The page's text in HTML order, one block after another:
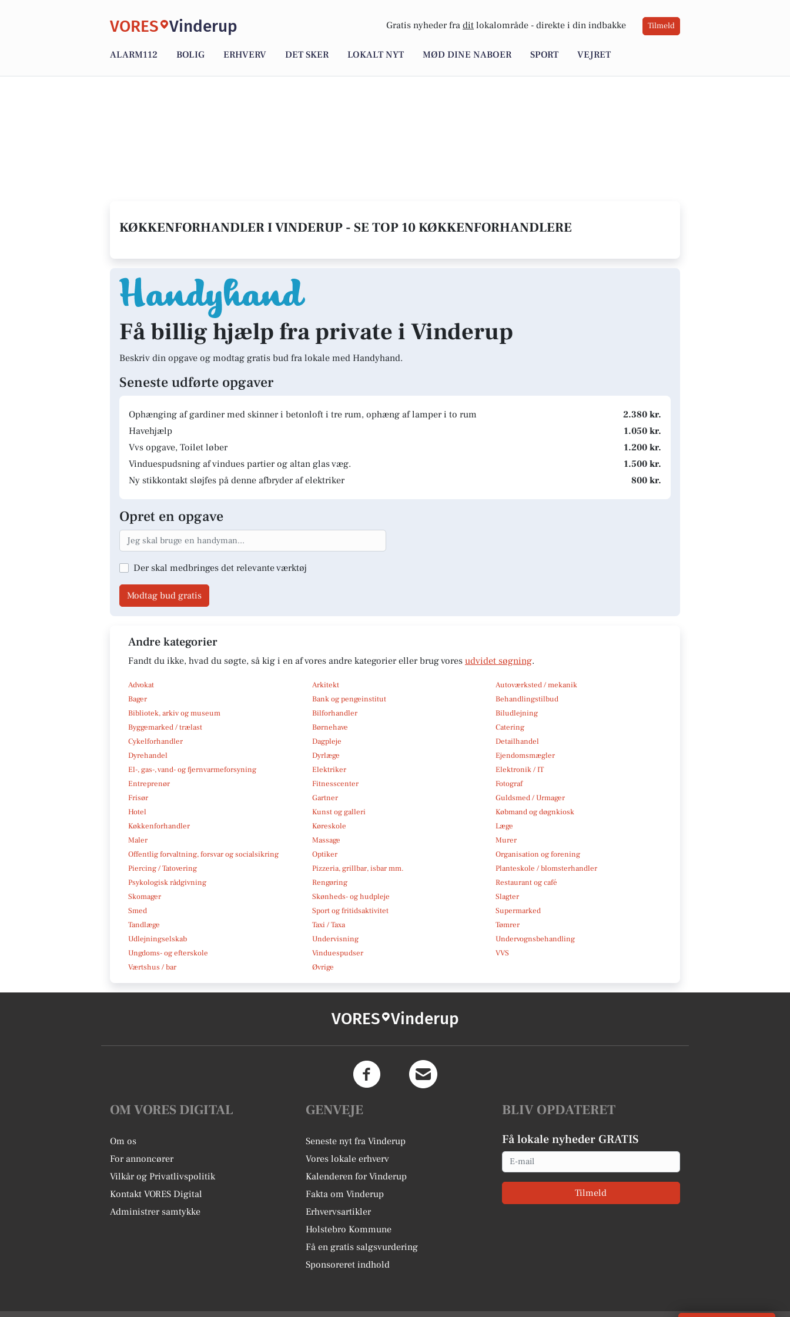
VORES Vinderup Gratis nyheder fra dit lokalområde - direkte i din indbakke Tilmeld
ALARM112 BOLIG ERHVERV DET SKER LOKALT NYT MØD DINE NABOER SPORT VEJRET
KØKKENFORHANDLER I VINDERUP - SE TOP 10 KØKKENFORHANDLERE
Få billig hjælp fra private i Vinderup
Beskriv din opgave og modtag gratis bud fra lokale med Handyhand.
Seneste udførte opgaver
Ophænging af gardiner med skinner i betonloft i tre rum, ophæng af lamper i to rum
2.380 kr.
Havehjælp
1.050 kr.
Vvs opgave, Toilet løber
1.200 kr.
Vinduespudsning af vindues partier og altan glas væg.
1.500 kr.
Ny stikkontakt sløjfes på denne afbryder af elektriker
800 kr.
Opret en opgave
Der skal medbringes det relevante værktøj
Modtag bud gratis
Andre kategorier
Fandt du ikke, hvad du søgte, så kig i en af vores andre kategorier eller brug vores udvidet søgning.
Advokat Arkitekt
Autoværksted / mekanik
Bager
Bank og pengeinstitut
Behandlingstilbud
Bibliotek, arkiv og museum
Bilforhandler
Biludlejning
Byggemarked / trælast
Børnehave
Catering
Cykelforhandler
Dagpleje
Detailhandel
Dyrehandel
Dyrlæge
Ejendomsmægler
El-, gas-, vand- og fjernvarmeforsyning
Elektriker
Elektronik / IT
Entreprenør
Fitnesscenter
Fotograf
Frisør
Gartner
Guldsmed / Urmager
Hotel
Kunst og galleri
Købmand og døgnkiosk
Køkkenforhandler
Køreskole
Læge
Maler
Massage
Murer
Offentlig forvaltning, forsvar og socialsikring
Optiker
Organisation og forening
Piercing / Tatovering
Pizzeria, grillbar, isbar mm.
Planteskole / blomsterhandler
Psykologisk rådgivning
Rengøring
Restaurant og café
Skomager
Skønheds- og hudpleje
Slagter
Smed
Sport og fritidsaktivitet
Supermarked
Tandlæge
Taxi / Taxa
Tømrer
Udlejningselskab
Undervisning
Undervognsbehandling
Ungdoms- og efterskole
Vinduespudser
VVS
Værtshus / bar
Øvrige
VORES Vinderup
OM VORES DIGITAL
Om os
For annoncører
Vilkår og Privatlivspolitik
Kontakt VORES Digital
Administrer samtykke
GENVEJE
Seneste nyt fra Vinderup
Vores lokale erhverv
Kalenderen for Vinderup
Fakta om Vinderup
Erhvervsartikler
Holstebro Kommune
Få en gratis salgsvurdering
Sponsoreret indhold
BLIV OPDATERET
Få lokale nyheder GRATIS
Email
Tilmeld